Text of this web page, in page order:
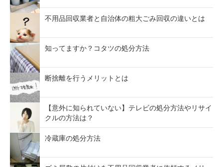
不用品回収業者と自治体の粗大ごみ回収の違いとは
知ってますか？コタツの処分方法
断捨離を行うメリットとは
【意外に知られていない】テレビの処分方法やリサイ
クルの方法は？
冷蔵庫の処分方法